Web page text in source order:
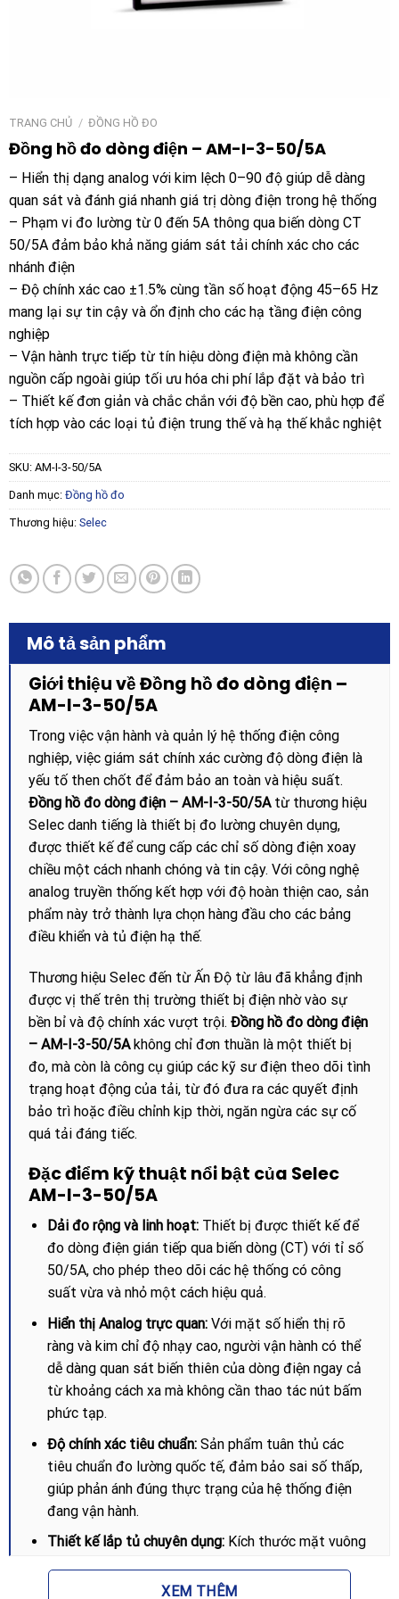
TRANG CHỦ / ĐỒNG HỒ ĐO
Đồng hồ đo dòng điện – AM-I-3-50/5A
– Hiển thị dạng analog với kim lệch 0–90 độ giúp dễ dàng
quan sát và đánh giá nhanh giá trị dòng điện trong hệ thống
– Phạm vi đo lường từ 0 đến 5A thông qua biến dòng CT
50/5A đảm bảo khả năng giám sát tải chính xác cho các
nhánh điện
– Độ chính xác cao ±1.5% cùng tần số hoạt động 45–65 Hz
mang lại sự tin cậy và ổn định cho các hạ tầng điện công
nghiệp
– Vận hành trực tiếp từ tín hiệu dòng điện mà không cần
nguồn cấp ngoài giúp tối ưu hóa chi phí lắp đặt và bảo trì
– Thiết kế đơn giản và chắc chắn với độ bền cao, phù hợp để
tích hợp vào các loại tủ điện trung thế và hạ thế khắc nghiệt
SKU: AM-I-3-50/5A
Danh mục: Đồng hồ đo
Thương hiệu: Selec
Mô tả sản phẩm
Giới thiệu về Đồng hồ đo dòng điện –
AM-I-3-50/5A
Trong việc vận hành và quản lý hệ thống điện công
nghiệp, việc giám sát chính xác cường độ dòng điện là
yếu tố then chốt để đảm bảo an toàn và hiệu suất.
Đồng hồ đo dòng điện – AM-I-3-50/5Atừ thương hiệu
Selec danh tiếng là thiết bị đo lường chuyên dụng,
được thiết kế để cung cấp các chỉ số dòng điện xoay
chiều một cách nhanh chóng và tin cậy. Với công nghệ
analog truyền thống kết hợp với độ hoàn thiện cao, sản
phẩm này trở thành lựa chọn hàng đầu cho các bảng
điều khiển và tủ điện hạ thế.
Thương hiệu Selec đến từ Ấn Độ từ lâu đã khẳng định
được vị thế trên thị trường thiết bị điện nhờ vào sự
bền bỉ và độ chính xác vượt trội. Đồng hồ đo dòng điện
– AM-I-3-50/5Akhông chỉ đơn thuần là một thiết bị
đo, mà còn là công cụ giúp các kỹ sư điện theo dõi tình
trạng hoạt động của tải, từ đó đưa ra các quyết định
bảo trì hoặc điều chỉnh kịp thời, ngăn ngừa các sự cố
quá tải đáng tiếc.
Đặc điểm kỹ thuật nổi bật của Selec
AM-I-3-50/5A
Dải đo rộng và linh hoạt:Thiết bị được thiết kế để
đo dòng điện gián tiếp qua biến dòng (CT) với tỉ số
50/5A, cho phép theo dõi các hệ thống có công
suất vừa và nhỏ một cách hiệu quả.
Hiển thị Analog trực quan:Với mặt số hiển thị rõ
ràng và kim chỉ độ nhạy cao, người vận hành có thể
dễ dàng quan sát biến thiên của dòng điện ngay cả
từ khoảng cách xa mà không cần thao tác nút bấm
phức tạp.
Độ chính xác tiêu chuẩn:Sản phẩm tuân thủ các
tiêu chuẩn đo lường quốc tế, đảm bảo sai số thấp,
giúp phản ánh đúng thực trạng của hệ thống điện
đang vận hành.
Thiết kế lắp tủ chuyên dụng:Kích thước mặt vuông
nên thẩm mỹ và chắc chắn. Vỏ ngoài được làm từ
XEM THÊM